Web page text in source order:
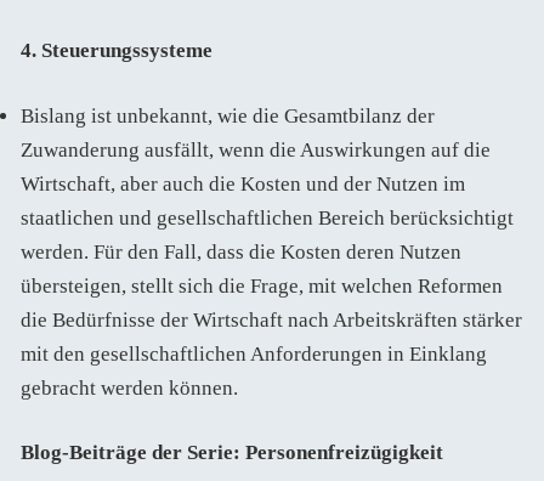
4. Steuerungssysteme
Bislang ist unbekannt, wie die Gesamtbilanz der
Zuwanderung ausfällt, wenn die Auswirkungen auf die
Wirtschaft, aber auch die Kosten und der Nutzen im
staatlichen und gesellschaftlichen Bereich berücksichtigt
werden. Für den Fall, dass die Kosten deren Nutzen
übersteigen, stellt sich die Frage, mit welchen Reformen
die Bedürfnisse der Wirtschaft nach Arbeitskräften stärker
mit den gesellschaftlichen Anforderungen in Einklang
gebracht werden können.
Blog-Beiträge der Serie: Personenfreizügigkeit